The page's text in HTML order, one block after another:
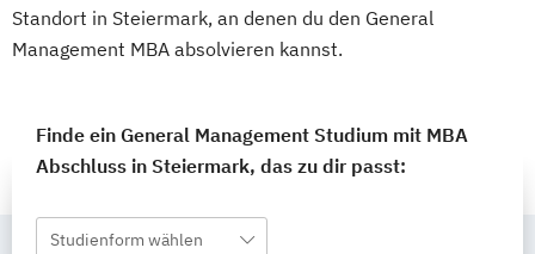
Standort in Steiermark, an denen du den General
Management MBA absolvieren kannst.
Finde ein General Management Studium mit MBA
Abschluss in Steiermark, das zu dir passt:
Studienform wählen